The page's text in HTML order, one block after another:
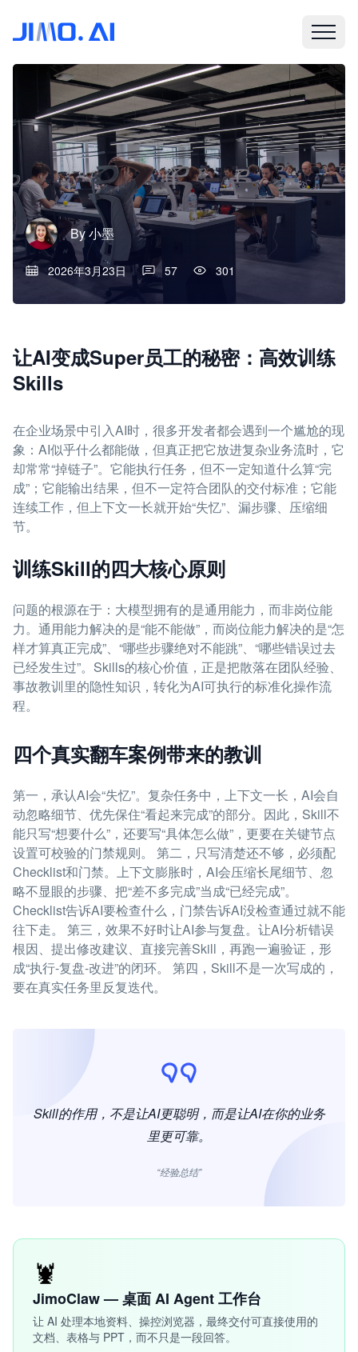
By小墨
2026年3月23日 57 301
让AI变成Super员工的秘密：高效训练
Skills
在企业场景中引入AI时，很多开发者都会遇到一个尴尬的现
象：AI似乎什么都能做，但真正把它放进复杂业务流时，它
却常常“掉链子”。它能执行任务，但不一定知道什么算“完
成”；它能输出结果，但不一定符合团队的交付标准；它能
连续工作，但上下文一长就开始“失忆”、漏步骤、压缩细
节。
训练Skill的四大核心原则
问题的根源在于：大模型拥有的是通用能力，而非岗位能
力。通用能力解决的是“能不能做”，而岗位能力解决的是“怎
样才算真正完成”、“哪些步骤绝对不能跳”、“哪些错误过去
已经发生过”。Skills的核心价值，正是把散落在团队经验、
事故教训里的隐性知识，转化为AI可执行的标准化操作流
程。
四个真实翻车案例带来的教训
第一，承认AI会“失忆”。复杂任务中，上下文一长，AI会自
动忽略细节、优先保住“看起来完成”的部分。因此，Skill不
能只写“想要什么”，还要写“具体怎么做”，更要在关键节点
设置可校验的门禁规则。 第二，只写清楚还不够，必须配
Checklist和门禁。上下文膨胀时，AI会压缩长尾细节、忽
略不显眼的步骤、把“差不多完成”当成“已经完成”。
Checklist告诉AI要检查什么，门禁告诉AI没检查通过就不能
往下走。 第三，效果不好时让AI参与复盘。让AI分析错误
根因、提出修改建议、直接完善Skill，再跑一遍验证，形
成“执行-复盘-改进”的闭环。 第四，Skill不是一次写成的，
要在真实任务里反复迭代。
Skill的作用，不是让AI更聪明，而是让AI在你的业务
里更可靠。
“经验总结”
🦞
JimoClaw — 桌面 AI Agent 工作台
让 AI 处理本地资料、操控浏览器，最终交付可直接使用的
文档、表格与 PPT，而不只是一段回答。